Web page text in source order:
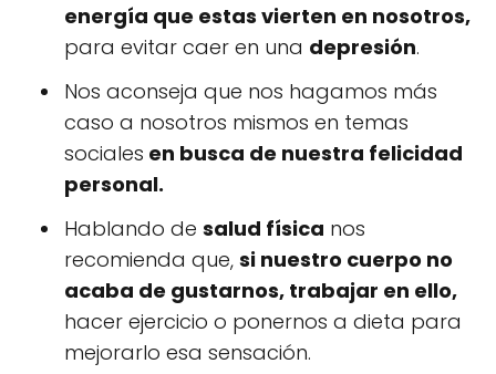
energía que estas vierten en nosotros,
para evitar caer en una depresión.
Nos aconseja que nos hagamos más
caso a nosotros mismos en temas
sociales en busca de nuestra felicidad
personal.
Hablando de salud física nos
recomienda que, si nuestro cuerpo no
acaba de gustarnos, trabajar en ello,
hacer ejercicio o ponernos a dieta para
mejorarlo esa sensación.